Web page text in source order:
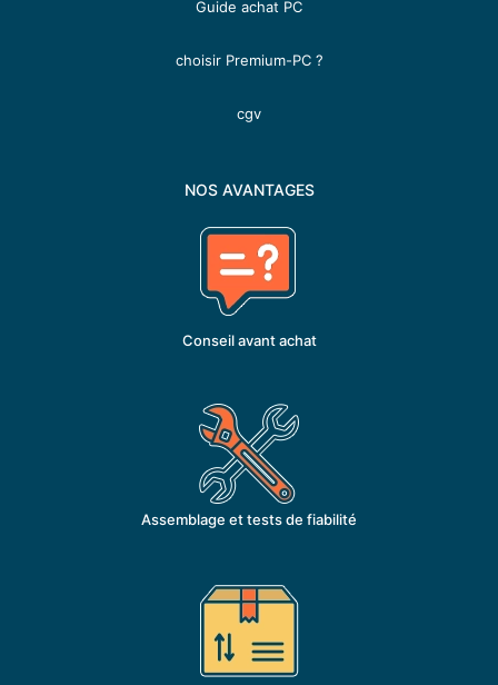
Guide achat PC
choisir Premium-PC ?
cgv
NOS AVANTAGES
Conseil avant achat
Assemblage et tests de fiabilité